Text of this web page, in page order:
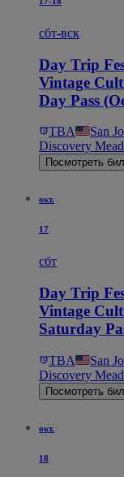
сбт-вск
Day Trip
Vintage
Day Pass
TBA San
Discovery
Посмотреть
окт.
17
сбт
Day Trip
Vintage
Saturday
TBA San
Discovery
Посмотреть
окт.
18